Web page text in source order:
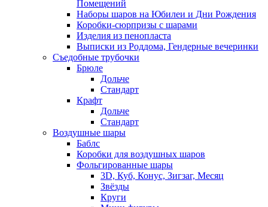
Помещений
Наборы шаров на Юбилеи и Дни Рождения
Коробки-сюрпризы с шарами
Изделия из пенопласта
Выписки из Роддома, Гендерные вечеринки
Съедобные трубочки
Брюле
Дольче
Стандарт
Крафт
Дольче
Стандарт
Воздушные шары
Баблс
Коробки для воздушных шаров
Фольгированные шары
3D, Куб, Конус, Зигзаг, Месяц
Звёзды
Круги